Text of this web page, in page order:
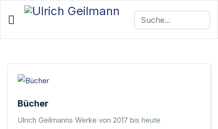
Buchautor
Funktionär
Schachspieler
ZU DEN BÜCHERN
Bücher
Ulrich Geilmanns Werke von 2017 bis heute